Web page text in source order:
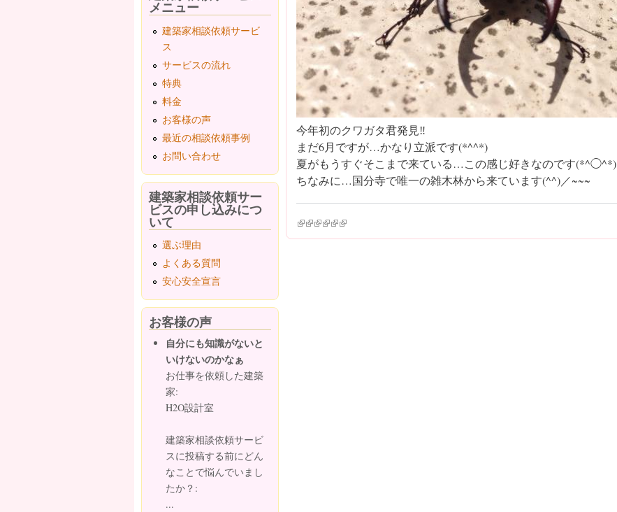
今年初のクワガタ君発見‼︎
まだ6月ですが…かなり立派です(*^^*)
夏がもうすぐそこまで来ている…この感じ好きなのです(*^◯^*)
ちなみに…国分寺で唯一の雑木林から来ています(^^)／~~~
(link is external)
(link is external)
(link is external)
(link is external)
(link is external)
(link is external)
メニュー
建築家相談依頼サービ
ス
サービスの流れ
特典
料金
お客様の声
最近の相談依頼事例
お問い合わせ
建築家相談依頼サー
ビスの申し込みにつ
いて
選ぶ理由
よくある質問
安心安全宣言
お客様の声
自分にも知識がないと
いけないのかなぁ
お仕事を依頼した建築
家:
H2O設計室
建築家相談依頼サービ
スに投稿する前にどん
なことで悩んでいまし
たか？:
...